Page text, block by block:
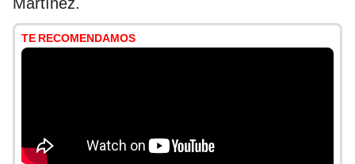
TE RECOMENDAMOS